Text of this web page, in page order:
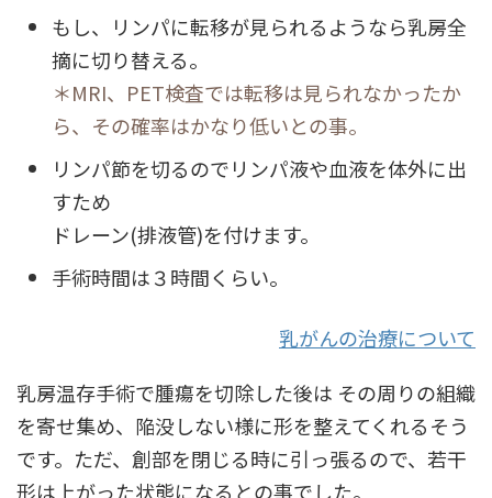
もし、リンパに転移が見られるようなら乳房全
摘に切り替える。
＊MRI、PET検査では転移は見られなかったか
ら、その確率はかなり低いとの事。
リンパ節を切るのでリンパ液や血液を体外に出
すため
ドレーン(排液管)を付けます。
手術時間は３時間くらい。
乳がんの治療について
乳房温存手術で腫瘍を切除した後は その周りの組織
を寄せ集め、陥没しない様に形を整えてくれるそう
です。ただ、創部を閉じる時に引っ張るので、若干
形は上がった状態になるとの事でした。